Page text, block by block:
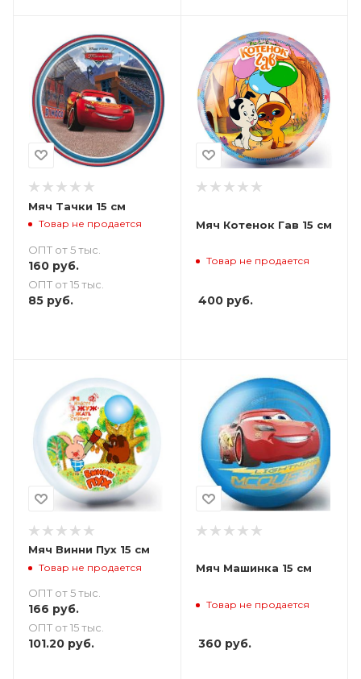
Мяч Тачки 15 см
Товар не продается
ОПТ от 5 тыс.
160 руб.
ОПТ от 15 тыс.
85 руб.
Мяч Котенок Гав 15 см
Товар не продается
400руб.
Мяч Винни Пух 15 см
Товар не продается
ОПТ от 5 тыс.
166 руб.
ОПТ от 15 тыс.
101.20 руб.
Мяч Машинка 15 см
Товар не продается
360руб.